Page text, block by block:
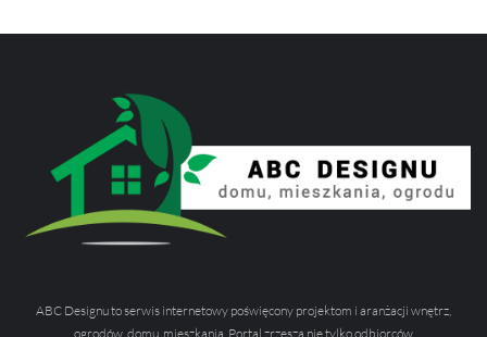
ABC Designu to serwis internetowy poświęcony projektom i aranżacji wnętrz,
ogrodów, domu, mieszkania. Portal zrzesza nie tylko odbiorców